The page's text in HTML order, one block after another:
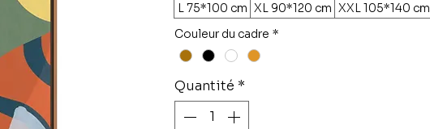
L 75*100 cm XL 90*120 cm XXL 105*140 cm
Couleur du cadre *
Quantité *